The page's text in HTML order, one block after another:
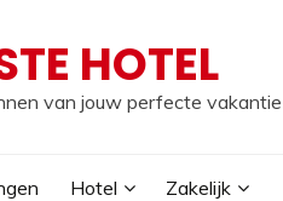
HOTEL
van jouw perfecte vakantie
Hotel Zakelijk